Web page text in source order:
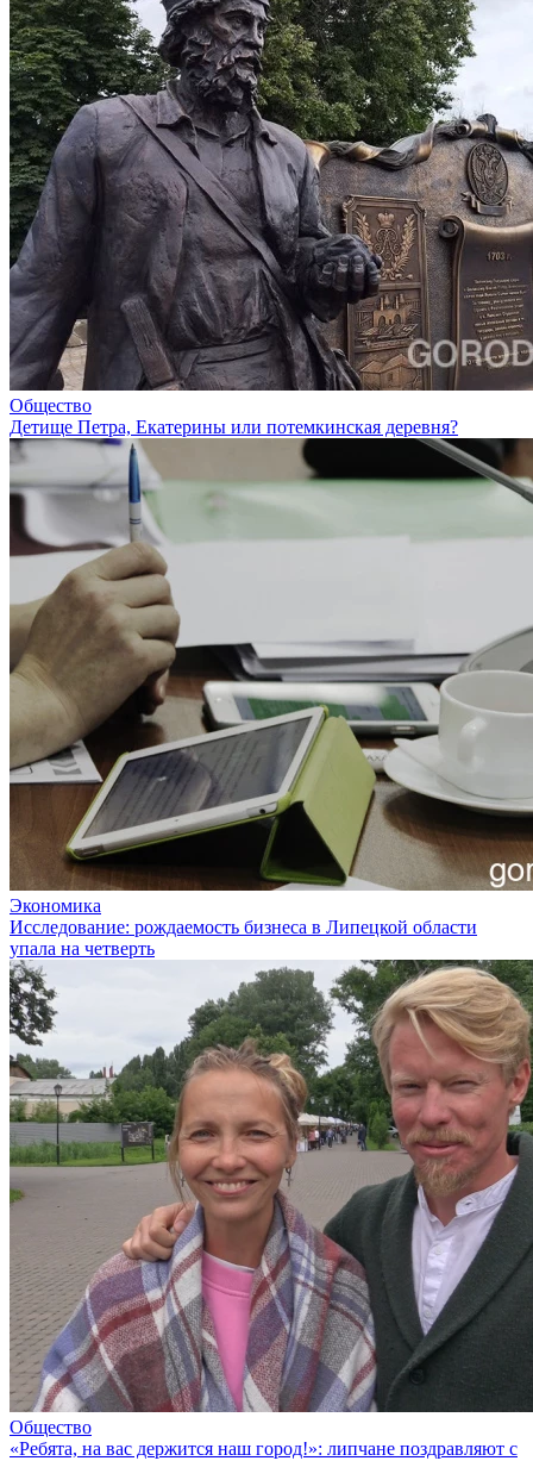
Общество
Детище Петра, Екатерины или потемкинская деревня?
Экономика
Исследование: рождаемость бизнеса в Липецкой области
упала на четверть
Общество
«Ребята, на вас держится наш город!»: липчане поздравляют с